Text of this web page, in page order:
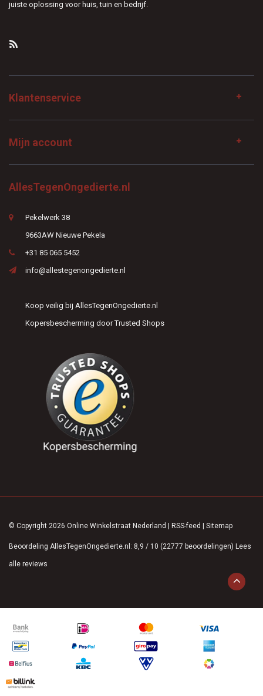
juiste oplossing voor huis, tuin en bedrijf.
Klantenservice
Mijn account
AllesTegenOngedierte.nl
Pekelwerk 38
9663AW Nieuwe Pekela
+31 85 065 5452
info@allestegenongedierte.nl
Koop veilig bij AllesTegenOngedierte.nl
Kopersbescherming door Trusted Shops
© Copyright 2026 Online Winkelstraat Nederland RSS-feed Sitemap
Beoordeling AllesTegenOngedierte.nl : 8,9 / 10 (22777 beoordelingen) Lees
alle reviews